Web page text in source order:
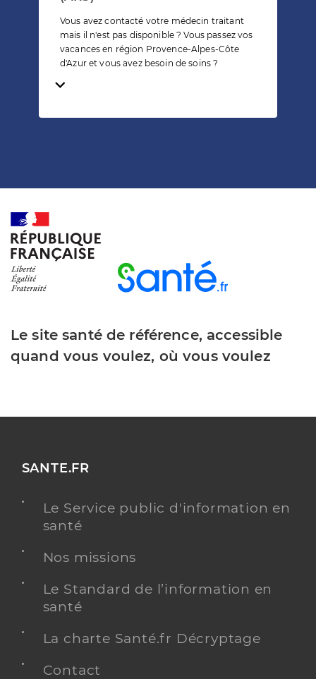
Vous avez contacté votre médecin traitant
mais il n'est pas disponible ? Vous passez vos
vacances en région Provence-Alpes-Côte
d'Azur et vous avez besoin de soins ?
Temps de lecture
Le site santé de référence, accessible
quand vous voulez, où vous voulez
SANTE.FR
Le Service public d'information en
santé
Nos missions
Le Standard de l’information en
santé
La charte Santé.fr Décryptage
Contact